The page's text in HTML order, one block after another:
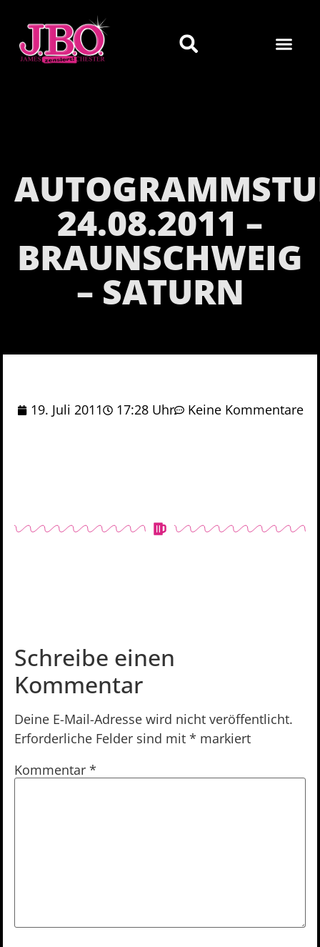
24.08.2011 –
BRAUNSCHWEIG
– SATURN
19. Juli 2011 17:28 Uhr Keine Kommentare
Schreibe einen
Kommentar
Deine E-Mail-Adresse wird nicht veröffentlicht.
Erforderliche Felder sind mit * markiert
Kommentar *